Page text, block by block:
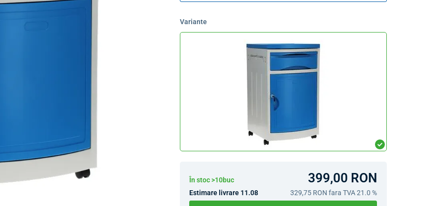
Variante
În stoc >10buc 399,00 RON
Estimare livrare 11.08 329,75 RON fara TVA 21.0 %